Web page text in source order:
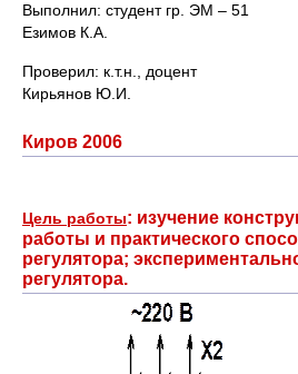
Выполнил:
Езимов К.А.
Проверил:
Кирьянов Ю.И.
Киров 2006
Цель работы: изучение
работы и практического
регулятора;
регулятора.